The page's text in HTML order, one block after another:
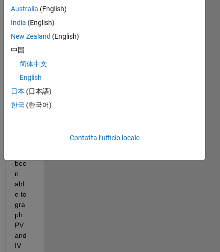
Usi
the
PV
arr
blo
ck
in
bee
n
abl
e to
gra
ph
PV
and
IV
Australia (English)
India (English)
New Zealand (English)
中国
简体中文
English
日本 (日本語)
한국 (한국어)
Contatta l’ufficio locale